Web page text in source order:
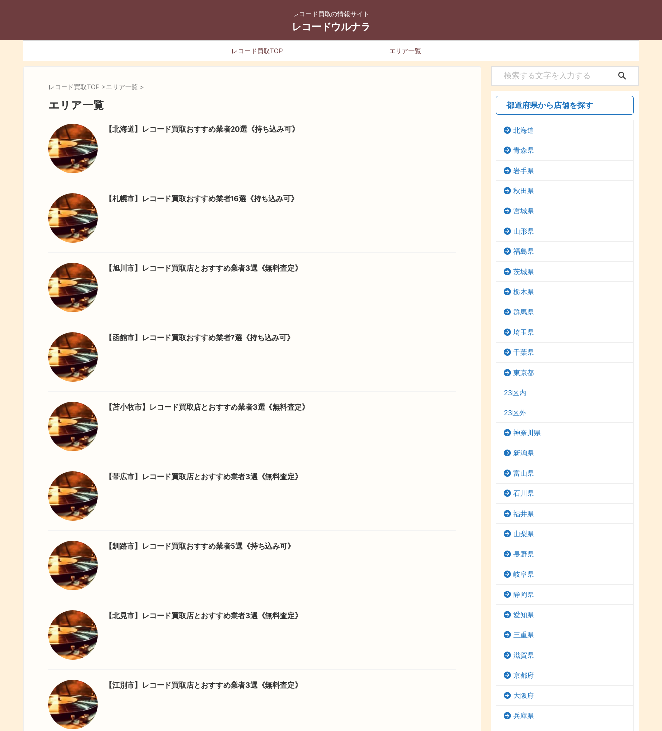
レコード買取の情報サイト
レコードウルナラ
レコード買取TOP エリア一覧
レコード買取TOP >エリア一覧 >
エリア一覧
【北海道】レコード買取おすすめ業者20選《持ち込み可》
【札幌市】レコード買取おすすめ業者16選《持ち込み可》
【旭川市】レコード買取店とおすすめ業者3選《無料査定》
【函館市】レコード買取おすすめ業者7選《持ち込み可》
【苫小牧市】レコード買取店とおすすめ業者3選《無料査定》
【帯広市】レコード買取店とおすすめ業者3選《無料査定》
【釧路市】レコード買取おすすめ業者5選《持ち込み可》
【北見市】レコード買取店とおすすめ業者3選《無料査定》
【江別市】レコード買取店とおすすめ業者3選《無料査定》
都道府県から店舗を探す
北海道
青森県
岩手県
秋田県
宮城県
山形県
福島県
茨城県
栃木県
群馬県
埼玉県
千葉県
東京都
23区内
23区外
神奈川県
新潟県
富山県
石川県
福井県
山梨県
長野県
岐阜県
静岡県
愛知県
三重県
滋賀県
京都府
大阪府
兵庫県